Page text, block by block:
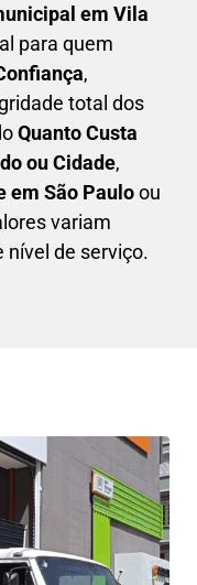
em Vila
para quem
,
total dos
Quanto Custa
ou Cidade,
em São Pauloou
variam
nível de serviço.